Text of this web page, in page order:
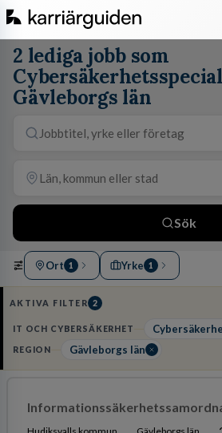
2 lediga jobb som
Gävleborgs län
Sök
Ort 1 Yrke 1
AKTIVA FILTER 2
IT OCH CYBERSÄKERHET
REGION Gävleborgs län
Hudiksvalls kommun Gävleborgs län